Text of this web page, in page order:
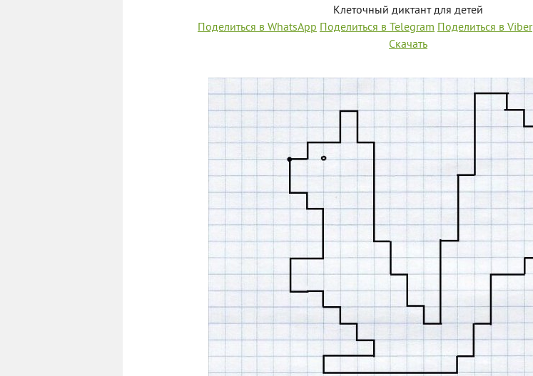
Клеточный диктант для детей
Поделиться в WhatsApp Поделиться в Telegram Поделиться в Viber
Скачать